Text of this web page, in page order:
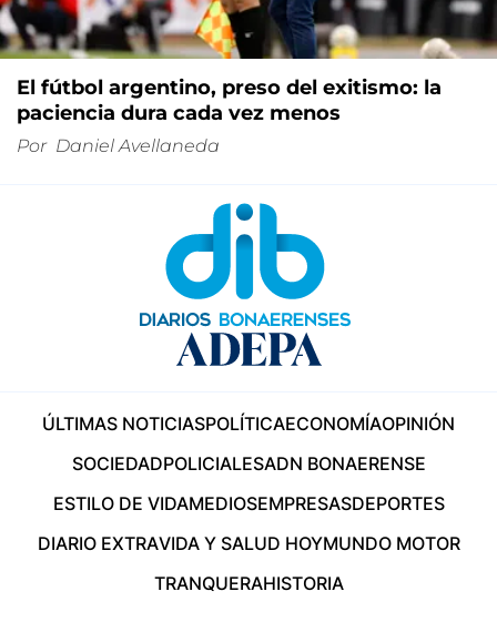
El fútbol argentino, preso del exitismo: la
paciencia dura cada vez menos
Por Daniel Avellaneda
ÚLTIMAS NOTICIASPOLÍTICAECONOMÍAOPINIÓN
SOCIEDADPOLICIALESADN BONAERENSE
ESTILO DE VIDAMEDIOSEMPRESASDEPORTES
DIARIO EXTRAVIDA Y SALUD HOYMUNDO MOTOR
TRANQUERAHISTORIA